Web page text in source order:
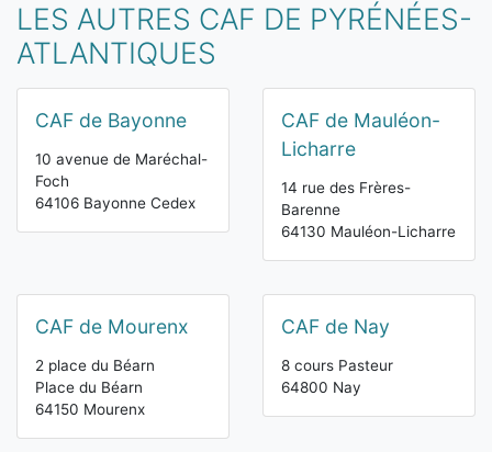
LES AUTRES CAF DE PYRÉNÉES-
ATLANTIQUES
CAF de Bayonne
10 avenue de Maréchal-
Foch
64106 Bayonne Cedex
CAF de Mauléon-
Licharre
14 rue des Frères-
Barenne
64130 Mauléon-Licharre
CAF de Mourenx
2 place du Béarn
Place du Béarn
64150 Mourenx
CAF de Nay
8 cours Pasteur
64800 Nay